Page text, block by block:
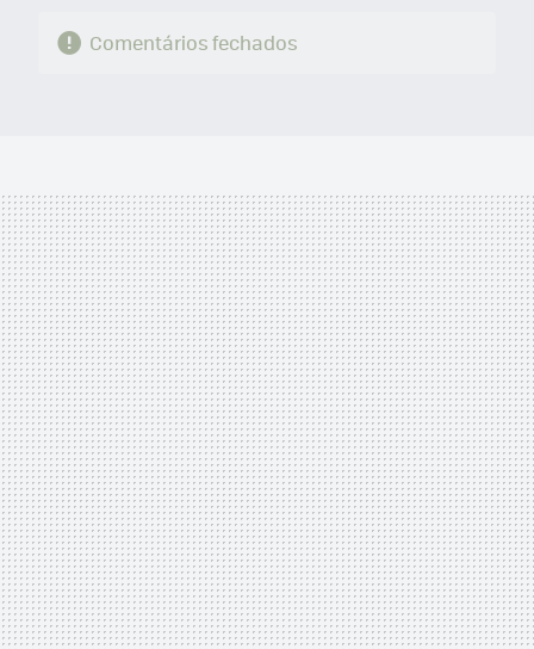
Comentários fechados